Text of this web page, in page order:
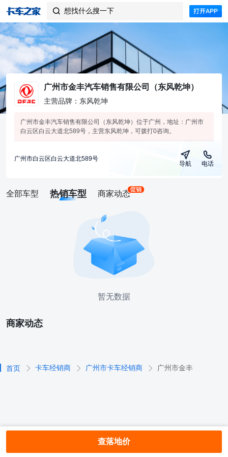
 想找什么搜一下
广州市金丰汽车销售有限公司（东风乾坤）
主营品牌：东风乾坤
广州市金丰汽车销售有限公司（东风乾坤）位于广州，地址：广州市
白云区白云大道北589号，主营东风乾坤，可拨打0咨询。
广州市白云区白云大道北589号
导航 电话
全部车型 热销车型 商家动态
暂无数据
商家动态
首页 卡车经销商 广州市卡车经销商 广州市金丰
查落地价